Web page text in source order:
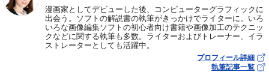
漫画家としてデビューした後、コンピューターグラフィックに
出会う。ソフトの解説書の執筆がきっかけでライターに。いろ
いろな画像編集ソフトの初心者向け書籍や画像加工のテクニッ
クなどに関する執筆も多数。ライターおよびトレーナー、イラ
ストレーターとしても活躍中。
プロフィール詳細
執筆記事一覧